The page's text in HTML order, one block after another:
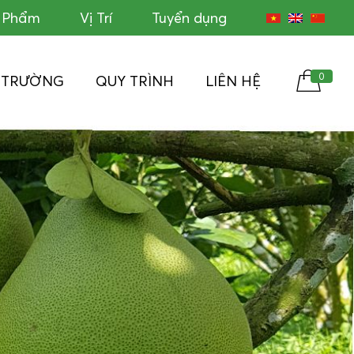
Vị Trí Tuyển dụng
QUY TRÌNH LIÊN HỆ 0